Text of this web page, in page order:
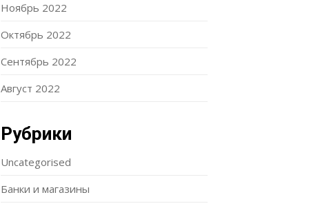
Ноябрь 2022
Октябрь 2022
Сентябрь 2022
Август 2022
Рубрики
Uncategorised
Банки и магазины